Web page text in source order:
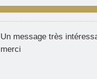
Un message très
merci